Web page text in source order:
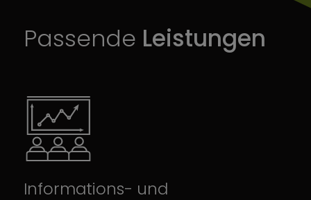
Passende Leistungen
Informations- und